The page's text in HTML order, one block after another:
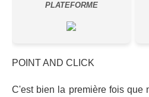
PLATEFORME
POINT AND CLICK
C'est bien la première fois que